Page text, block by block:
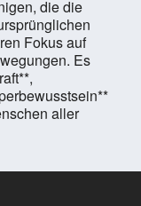
die die
Fokus auf
Es
aller